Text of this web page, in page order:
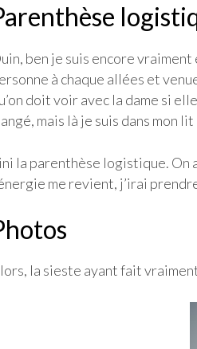
ben je suis encore
à chaque allées et
doit voir avec la dame si
mais là je suis dans mon
la parenthèse logistique. On
me revient, j’irai
la sieste ayant fait